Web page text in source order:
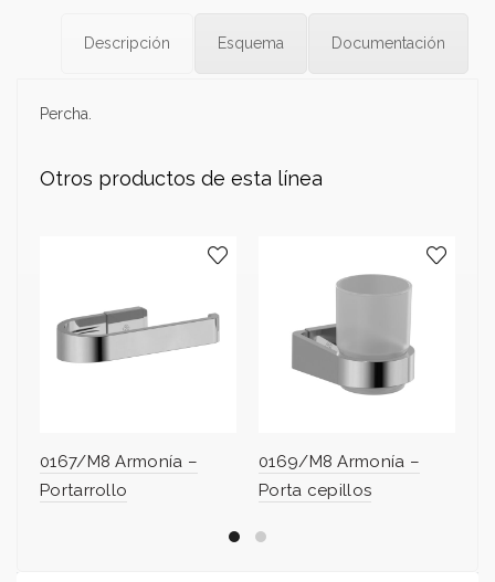
Descripción Esquema Documentación
Percha.
Otros productos de esta línea
0167/M8 Armonía –
Portarrollo
0169/M8 Armonía –
Porta cepillos